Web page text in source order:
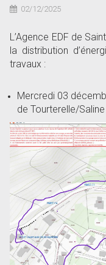
02/12/2025
L’Agence EDF de
la distribution
travaux :
Mercredi 03
de Tourterelle/Saline